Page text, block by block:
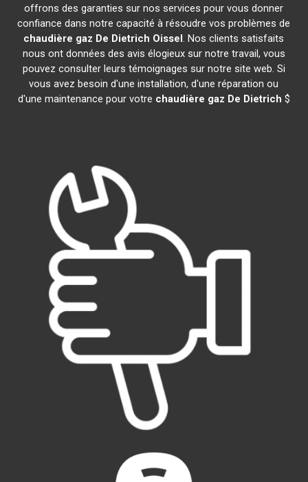
offrons des garanties sur nos services pour vous donner
confiance dans notre capacité à résoudre vos problèmes de
chaudière gaz De Dietrich Oissel. Nos clients satisfaits
nous ont données des avis élogieux sur notre travail, vous
pouvez consulter leurs témoignages sur notre site web. Si
vous avez besoin d'une installation, d'une réparation ou
d'une maintenance pour votre chaudière gaz De Dietrich $